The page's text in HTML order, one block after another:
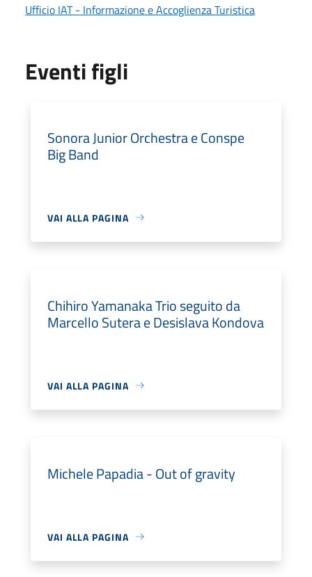
Ufficio IAT - Informazione e Accoglienza Turistica
Eventi figli
Sonora Junior Orchestra e Conspe
Big Band
VAI ALLA PAGINA
Chihiro Yamanaka Trio seguito da
Marcello Sutera e Desislava Kondova
VAI ALLA PAGINA
Michele Papadia - Out of gravity
VAI ALLA PAGINA